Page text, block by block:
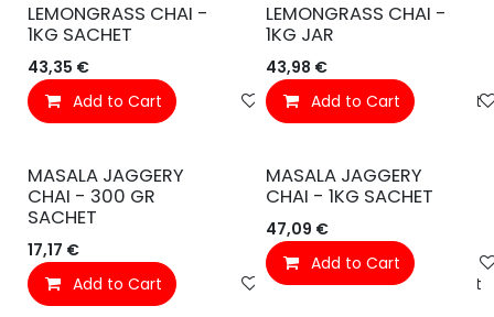
LEMONGRASS CHAI -
1KG SACHET
43,35 €
Add to Cart
Toevoegen aan verlanglijst
LEMONGRASS CHAI -
1KG JAR
43,98 €
Add to Cart
MASALA JAGGERY
CHAI - 300 GR
SACHET
17,17 €
Add to Cart
Toevoegen aan verlanglijst
MASALA JAGGERY
CHAI - 1KG SACHET
47,09 €
Add to Cart